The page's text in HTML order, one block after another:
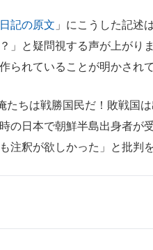
日記の原文 」にこうした記述
」と疑問視する声が上がり
られていることが明かされて
ちは戦勝国民だ！敗戦国
の日本で朝鮮半島出身者が
注釈が欲しかった」と批判